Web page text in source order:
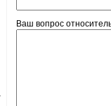
Ваш вопрос